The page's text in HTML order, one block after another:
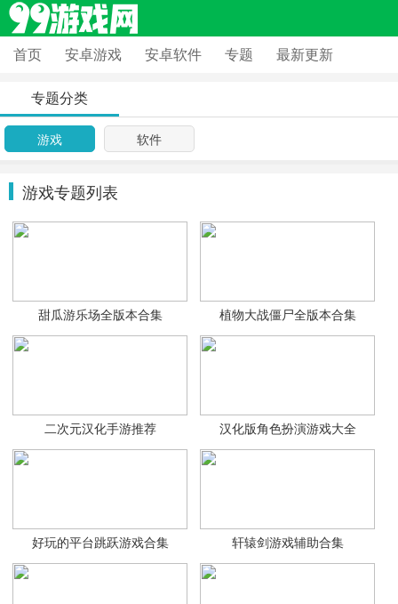
首页 安卓游戏 安卓软件 专题 最新更新
专题分类
游戏 软件
游戏专题列表
甜瓜游乐场全版本合集 植物大战僵尸全版本合集
二次元汉化手游推荐 汉化版角色扮演游戏大全
好玩的平台跳跃游戏合集 轩辕剑游戏辅助合集